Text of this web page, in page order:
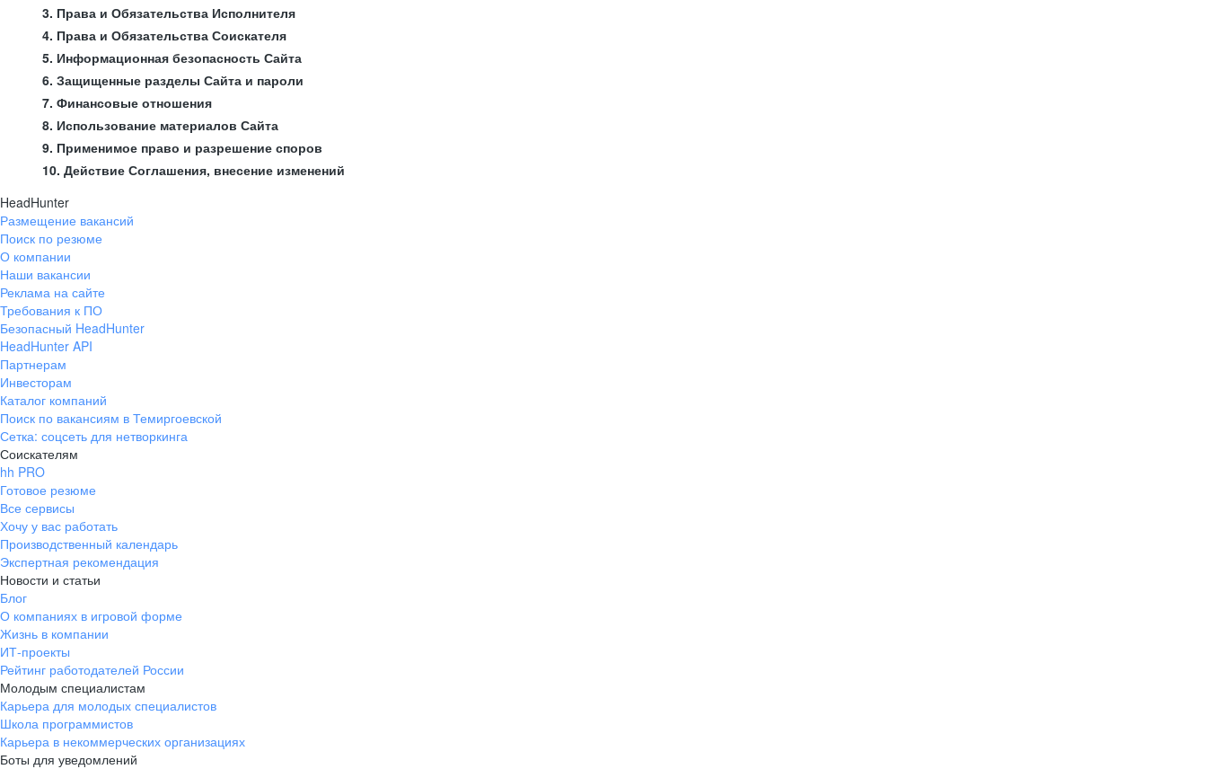
3. Права и Обязательства Исполнителя
4. Права и Обязательства Соискателя
5. Информационная безопасность Сайта
6. Защищенные разделы Сайта и пароли
7. Финансовые отношения
8. Использование материалов Сайта
9. Применимое право и разрешение споров
10. Действие Соглашения, внесение изменений
HeadHunter
Размещение вакансий
Поиск по резюме
О компании
Наши вакансии
Реклама на сайте
Требования к ПО
Безопасный HeadHunter
HeadHunter API
Партнерам
Инвесторам
Каталог компаний
Поиск по вакансиям в Темиргоевской
Сетка: соцсеть для нетворкинга
Соискателям
hh PRO
Готовое резюме
Все сервисы
Хочу у вас работать
Производственный календарь
Экспертная рекомендация
Новости и статьи
Блог
О компаниях в игровой форме
Жизнь в компании
ИТ-проекты
Рейтинг работодателей России
Молодым специалистам
Карьера для молодых специалистов
Школа программистов
Карьера в некоммерческих организациях
Боты для уведомлений